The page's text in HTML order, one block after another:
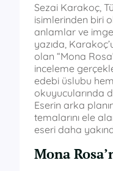
Sezai Karakoç,
isimlerinden biri
anlamlar ve
yazıda,
olan “Mona
inceleme
edebi üslubu
okuyucularında
Eserin arka
temalarını ele
eseri daha
Mona